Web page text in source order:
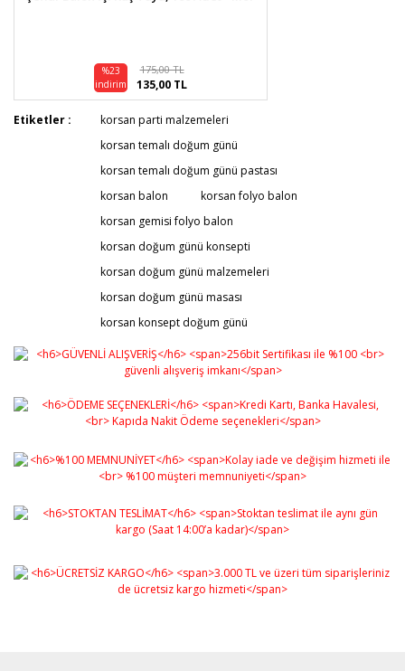
%23
indirim
175,00 TL
135,00 TL
Etiketler :
korsan parti malzemeleri
korsan temalı doğum günü
korsan temalı doğum günü pastası
korsan balon
korsan folyo balon
korsan gemisi folyo balon
korsan doğum günü konsepti
korsan doğum günü malzemeleri
korsan doğum günü masası
korsan konsept doğum günü